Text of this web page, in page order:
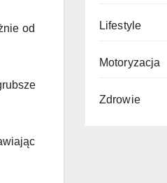
od
Lifestyle
Motoryzacja
Zdrowie